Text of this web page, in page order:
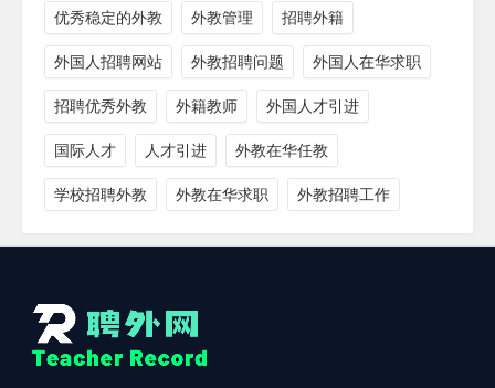
优秀稳定的外教 外教管理 招聘外籍
外国人招聘网站 外教招聘问题 外国人在华求职
招聘优秀外教 外籍教师 外国人才引进
国际人才 人才引进 外教在华任教
学校招聘外教 外教在华求职 外教招聘工作